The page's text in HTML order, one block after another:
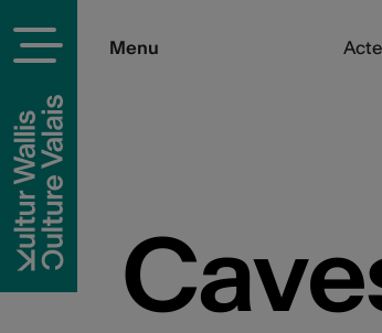
Menu